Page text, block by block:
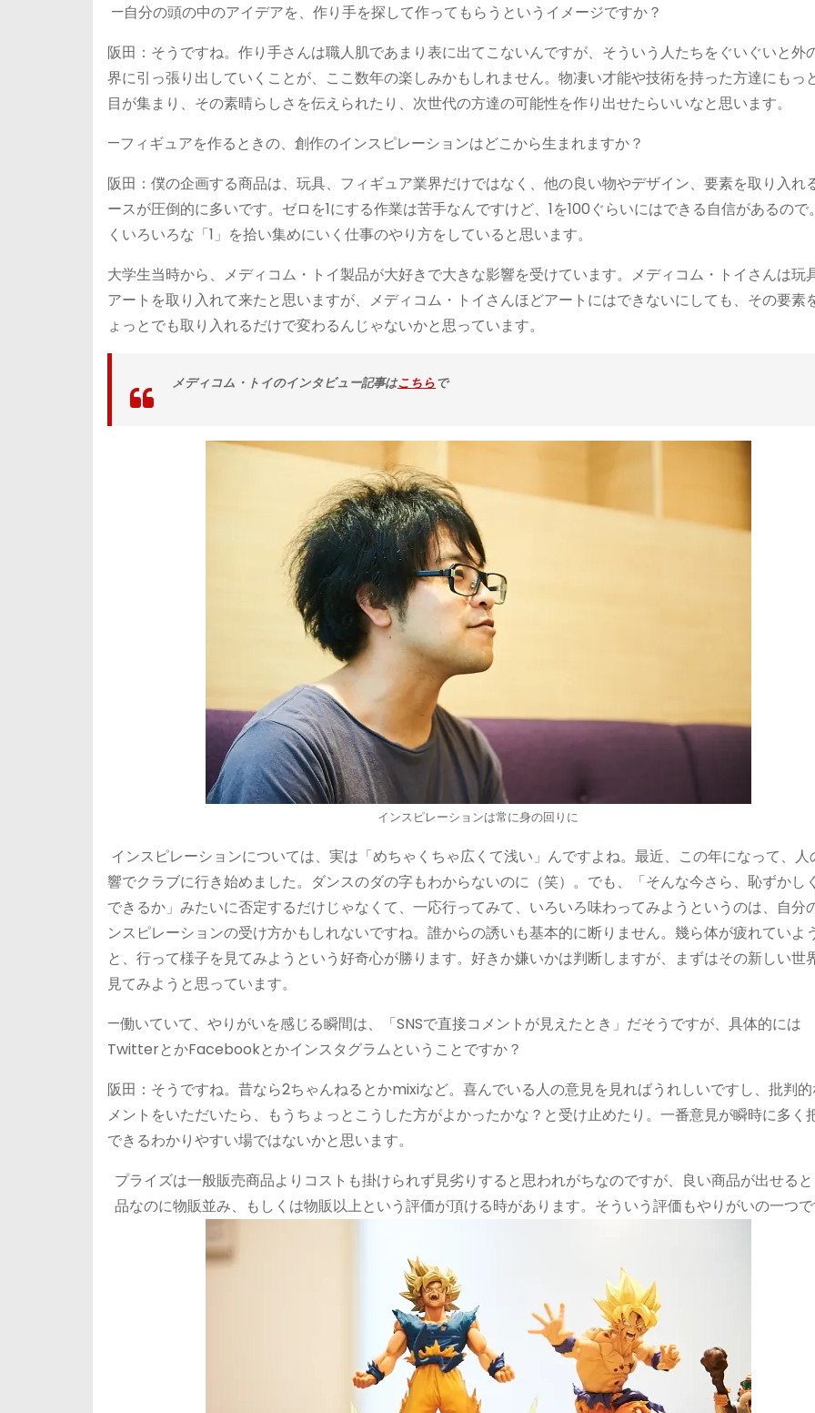
—自分の頭の中のアイデアを、作り手を探して作ってもらうというイメージですか？
阪田：そうですね。作り手さんは職人肌であまり表に出てこないんですが、そういう人たちをぐいぐいと外
界に引っ張り出していくことが、ここ数年の楽しみかもしれません。物凄い才能や技術を持った方達にもっ
目が集まり、その素晴らしさを伝えられたり、次世代の方達の可能性を作り出せたらいいなと思います。
—フィギュアを作るときの、創作のインスピレーションはどこから生まれますか？
阪田：僕の企画する商品は、玩具、フィギュア業界だけではなく、他の良い物やデザイン、要素を取り入れ
ースが圧倒的に多いです。ゼロを1にする作業は苦手なんですけど、1を100ぐらいにはできる自信があるので
くいろいろな「1」を拾い集めにいく仕事のやり方をしていると思います。
大学生当時から、メディコム・トイ製品が大好きで大きな影響を受けています。メディコム・トイさんは玩
アートを取り入れて来たと思いますが、メディコム・トイさんほどアートにはできないにしても、その要素
ょっとでも取り入れるだけで変わるんじゃないかと思っています。
メディコム・トイのインタビュー記事はこちらで
インスピレーションは常に身の回りに
インスピレーションについては、実は「めちゃくちゃ広くて浅い」んですよね。最近、この年になって、人
響でクラブに行き始めました。ダンスのダの字もわからないのに（笑）。でも、「そんな今さら、恥ずかし
できるか」みたいに否定するだけじゃなくて、一応行ってみて、いろいろ味わってみようというのは、自分
ンスピレーションの受け方かもしれないですね。誰からの誘いも基本的に断りません。幾ら体が疲れていよ
と、行って様子を見てみようという好奇心が勝ります。好きか嫌いかは判断しますが、まずはその新しい世
見てみようと思っています。
—働いていて、やりがいを感じる瞬間は、「SNSで直接コメントが見えたとき」だそうですが、具体的には
TwitterとかFacebookとかインスタグラムということですか？
阪田：そうですね。昔なら2ちゃんねるとかmixiなど。喜んでいる人の意見を見ればうれしいですし、批判的
メントをいただいたら、もうちょっとこうした方がよかったかな？と受け止めたり。一番意見が瞬時に多く
できるわかりやすい場ではないかと思います。
プライズは一般販売商品よりコストも掛けられず見劣りすると思われがちなのですが、良い商品が出せる
品なのに物販並み、もしくは物販以上という評価が頂ける時があります。そういう評価もやりがいの一つで